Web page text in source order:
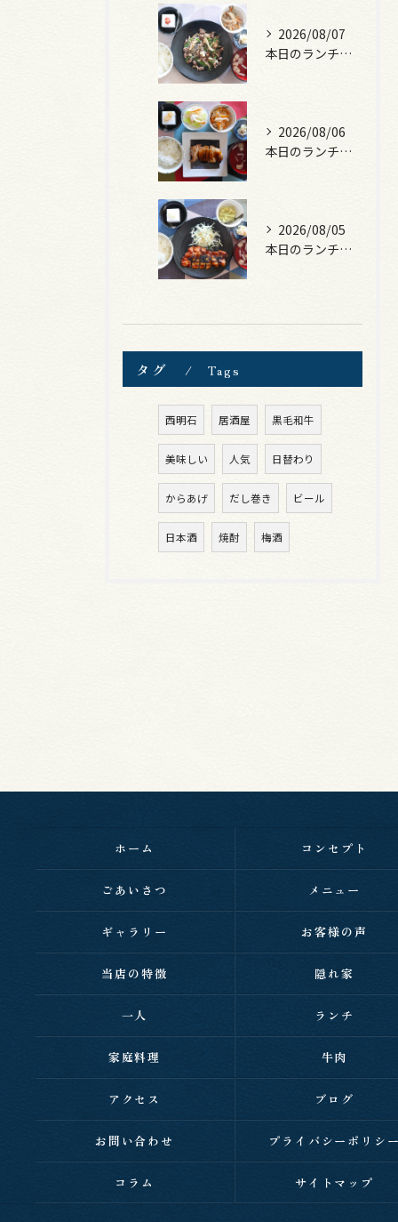
2026/08/07
本日のランチは、黒毛和牛のチャプチェ！
2026/08/06
本日のランチは、照焼きチキン！
2026/08/05
本日のランチは、ロース豚カツ梅はさみ！
タグ Tags
西明石 居酒屋 黒毛和牛
美味しい 人気 日替わり
からあげ だし巻き ビール
日本酒 焼酎 梅酒
ホーム コンセプト
ごあいさつ メニュー
ギャラリー お客様の声
当店の特徴 隠れ家
一人 ランチ
家庭料理 牛肉
アクセス ブログ
お問い合わせ プライバシーポリシ
コラム サイトマップ